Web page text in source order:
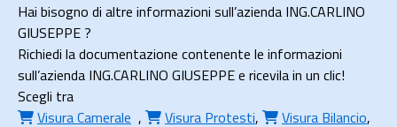
Hai bisogno di altre informazioni sull’azienda ING.CARLINO
GIUSEPPE ?
Richiedi la documentazione contenente le informazioni
sull’azienda ING.CARLINO GIUSEPPE e ricevila in un clic!
Scegli tra
Visura Camerale , Visura Protesti, Visura Bilancio,